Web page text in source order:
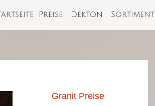
Preise Dekton Sortiment
Granit Preise